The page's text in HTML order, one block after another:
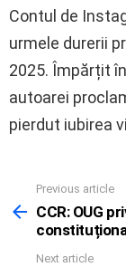
Contul de
urmele durerii
2025. Împărțit
autoarei
pierdut iubirea
more
Previous article
CCR: OUG
Next article